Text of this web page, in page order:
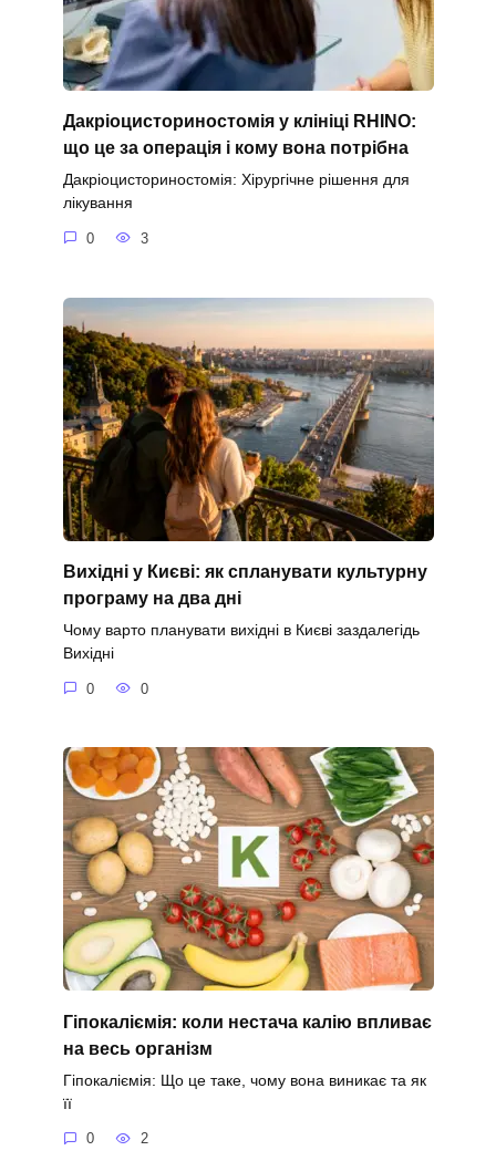
Дакріоцисториностомія у клініці RHINO:
що це за операція і кому вона потрібна
Дакріоцисториностомія: Хірургічне рішення для
лікування
0 3
Вихідні у Києві: як спланувати культурну
програму на два дні
Чому варто планувати вихідні в Києві заздалегідь
Вихідні
0 0
Гіпокаліємія: коли нестача калію впливає
на весь організм
Гіпокаліємія: Що це таке, чому вона виникає та як
її
0 2